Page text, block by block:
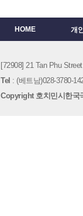
HOME 개
[72908] 21 Tan Phu
Tel : (베트남)028-3780-
Copyright 호치민시한국